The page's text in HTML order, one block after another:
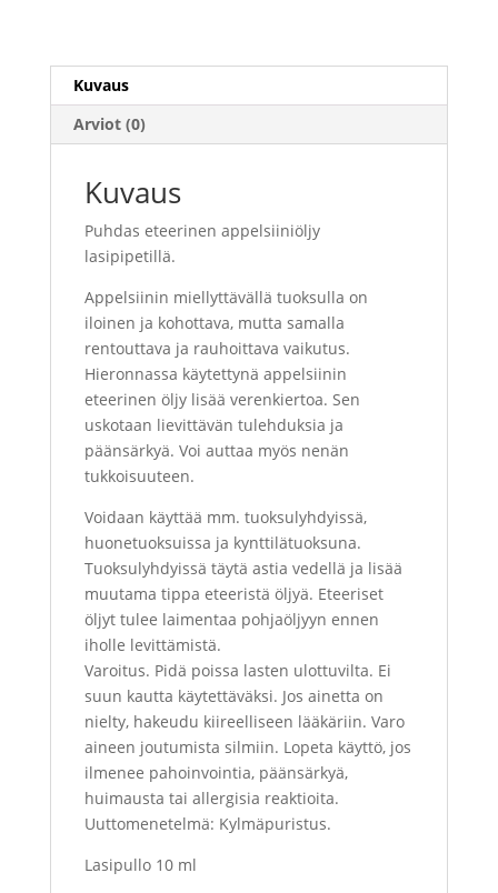
Kuvaus
Arviot (0)
Kuvaus
Puhdas eteerinen appelsiiniöljy
lasipipetillä.
Appelsiinin miellyttävällä tuoksulla on
iloinen ja kohottava, mutta samalla
rentouttava ja rauhoittava vaikutus.
Hieronnassa käytettynä appelsiinin
eteerinen öljy lisää verenkiertoa. Sen
uskotaan lievittävän tulehduksia ja
päänsärkyä. Voi auttaa myös nenän
tukkoisuuteen.
Voidaan käyttää mm. tuoksulyhdyissä,
huonetuoksuissa ja kynttilätuoksuna.
Tuoksulyhdyissä täytä astia vedellä ja lisää
muutama tippa eteeristä öljyä. Eteeriset
öljyt tulee laimentaa pohjaöljyyn ennen
iholle levittämistä.
Varoitus. Pidä poissa lasten ulottuvilta. Ei
suun kautta käytettäväksi. Jos ainetta on
nielty, hakeudu kiireelliseen lääkäriin. Varo
aineen joutumista silmiin. Lopeta käyttö, jos
ilmenee pahoinvointia, päänsärkyä,
huimausta tai allergisia reaktioita.
Uuttomenetelmä: Kylmäpuristus.
Lasipullo 10 ml